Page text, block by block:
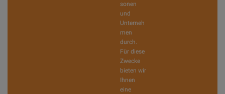
sonen
und
Unterneh
men
durch.
Für diese
Zwecke
bieten wir
Ihnen
eine